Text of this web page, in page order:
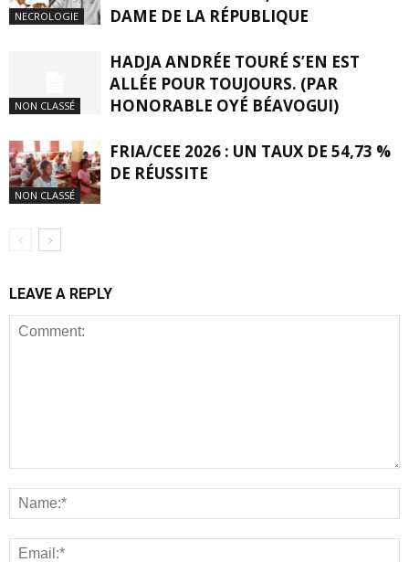
NECROLOGIE
DAME DE LA RÉPUBLIQUE
NON CLASSÉ
HADJA ANDRÉE TOURÉ S’EN EST
ALLÉE POUR TOUJOURS. (PAR
HONORABLE OYÉ BÉAVOGUI)
NON CLASSÉ
FRIA/CEE 2026 : UN TAUX DE 54,73 %
DE RÉUSSITE
LEAVE A REPLY